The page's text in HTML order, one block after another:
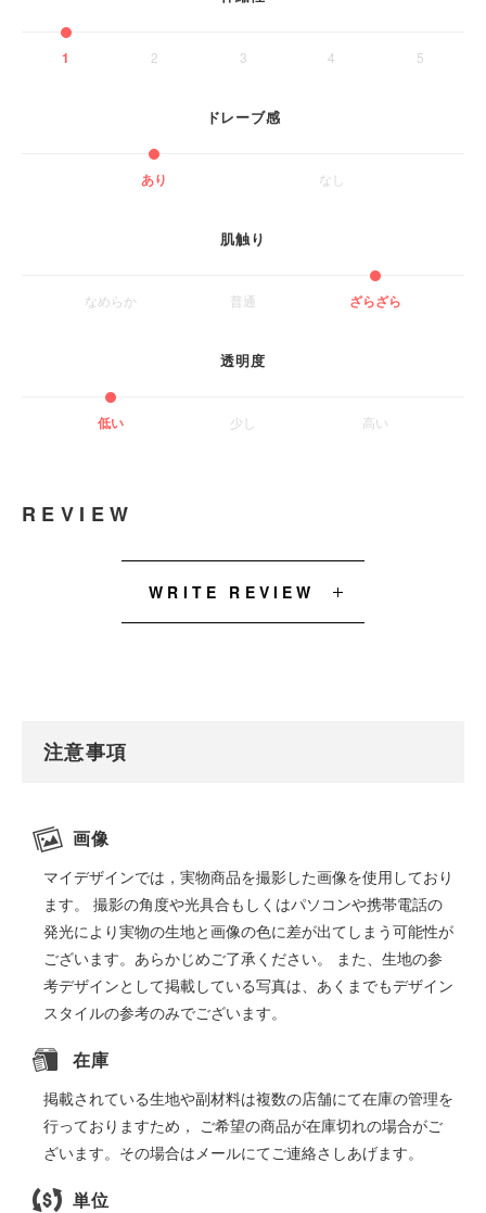
1 2 3 4 5
ドレーブ感
あり なし
肌触り
なめらか 普通 ざらざら
透明度
低い 少し 高い
REVIEW
WRITE REVIEW
注意事項
画像
マイデザインでは，実物商品を撮影した画像を使用しており
ます。 撮影の角度や光具合もしくはパソコンや携帯電話の
発光により実物の生地と画像の色に差が出てしまう可能性が
ございます。あらかじめご了承ください。 また、生地の参
考デザインとして掲載している写真は、あくまでもデザイン
スタイルの参考のみでございます。
在庫
掲載されている生地や副材料は複数の店舗にて在庫の管理を
行っておりますため， ご希望の商品が在庫切れの場合がご
ざいます。その場合はメールにてご連絡さしあげます。
単位